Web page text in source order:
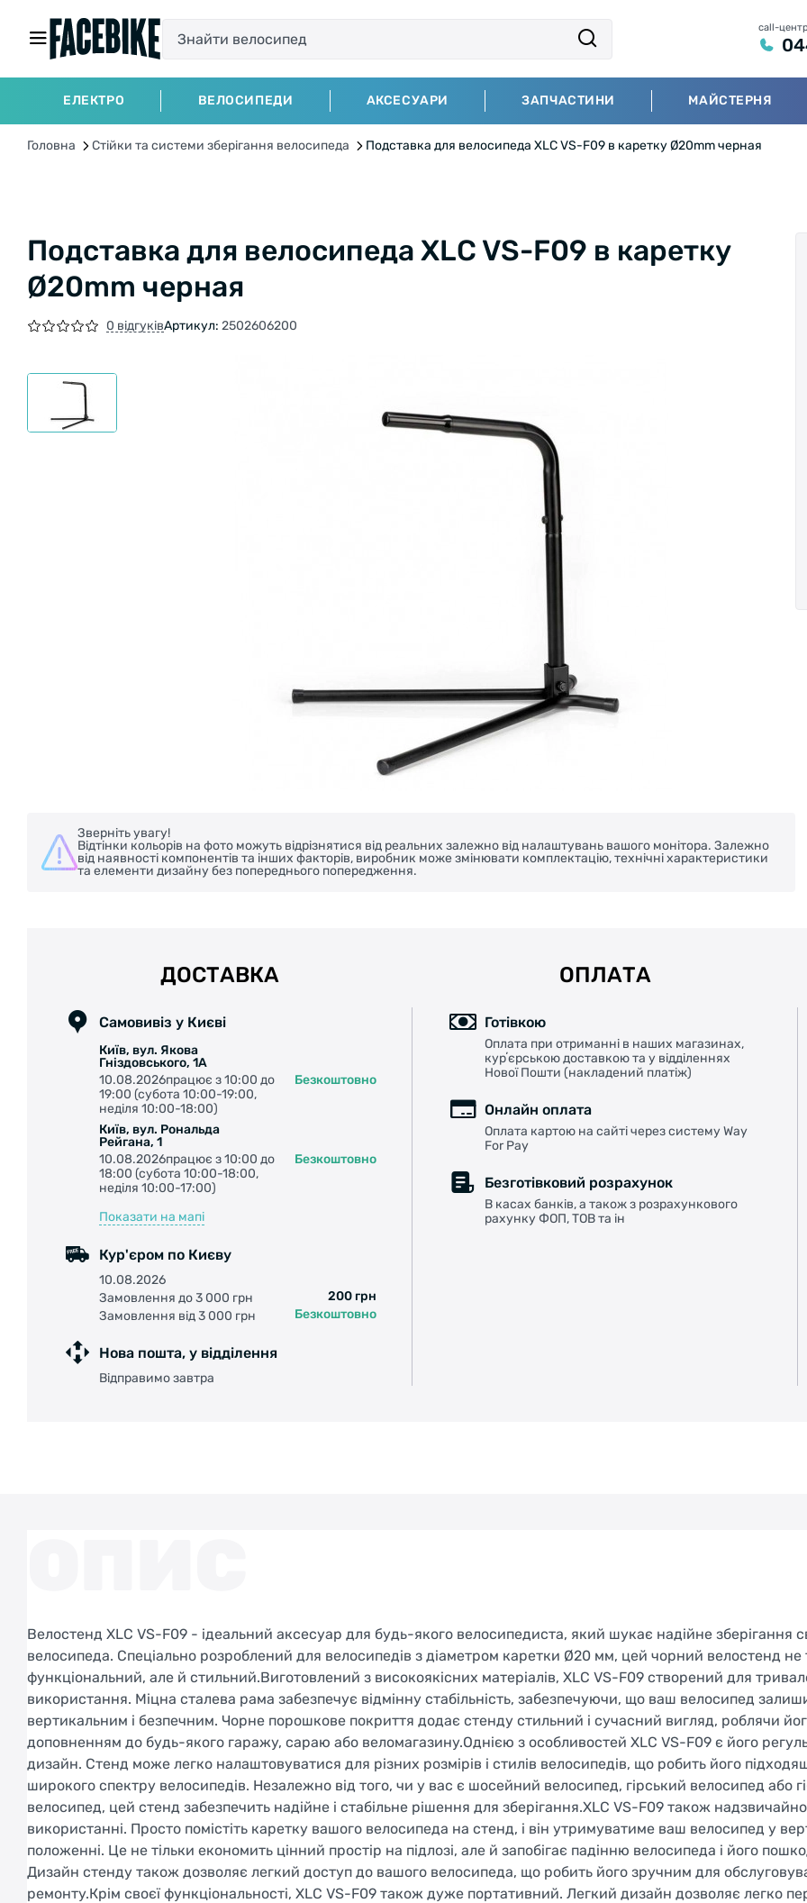
call-
ЕЛЕКТРО ВЕЛОСИПЕДИ АКСЕСУАРИ ЗАПЧАСТИНИ МАЙСТЕРНЯ
Головна Стійки та системи зберігання велосипеда Подставка для велосипеда XLC VS-F09 в каретку Ø20mm черная
Подставка для велосипеда XLC VS-F09 в каретку
Ø20mm черная
0 відгуківАртикул: 2502606200
Зверніть увагу!
Відтінки кольорів на фото можуть відрізнятися від реальних залежно від налаштувань вашого монітора. Залежно
від наявності компонентів та інших факторів, виробник може змінювати комплектацію, технічні характеристики
та елементи дизайну без попереднього попередження.
ДОСТАВКА
Самовивіз у Києві
Київ, вул. Якова
Гніздовського, 1А
10.08.2026працює з 10:00 до
19:00 (субота 10:00-19:00,
неділя 10:00-18:00)
Безкоштовно
Київ, вул. Рональда
Рейгана, 1
10.08.2026працює з 10:00 до
18:00 (субота 10:00-18:00,
неділя 10:00-17:00)
Безкоштовно
Показати на мапі
Кур'єром по Києву
10.08.2026
Замовлення до 3 000 грн
200 грн
Замовлення від 3 000 грн
Безкоштовно
Нова пошта, у відділення
Відправимо завтра
ОПЛАТА
Готівкою
Оплата при отриманні в наших магазинах,
курʼєрською доставкою та у відділеннях
Нової Пошти (накладений платіж)
Онлайн оплата
Оплата картою на сайті через систему Way
For Pay
Безготівковий розрахунок
В касах банків, а також з розрахункового
рахунку ФОП, ТОВ та ін
Велостенд XLC VS-F09 - ідеальний аксесуар для будь-якого велосипедиста, який шукає надійне зберігання
велосипеда. Спеціально розроблений для велосипедів з діаметром каретки Ø20 мм, цей чорний велостенд не
функціональний, але й стильний.Виготовлений з високоякісних матеріалів, XLC VS-F09 створений для
використання. Міцна сталева рама забезпечує відмінну стабільність, забезпечуючи, що ваш велосипед
вертикальним і безпечним. Чорне порошкове покриття додає стенду стильний і сучасний вигляд, роблячи
доповненням до будь-якого гаражу, сараю або веломагазину.Однією з особливостей XLC VS-F09 є його
дизайн. Стенд може легко налаштовуватися для різних розмірів і стилів велосипедів, що робить його
широкого спектру велосипедів. Незалежно від того, чи у вас є шосейний велосипед, гірський велосипед або
велосипед, цей стенд забезпечить надійне і стабільне рішення для зберігання.XLC VS-F09 також
використанні. Просто помістіть каретку вашого велосипеда на стенд, і він утримуватиме ваш велосипед у
положенні. Це не тільки економить цінний простір на підлозі, але й запобігає падінню велосипеда і його
Дизайн стенду також дозволяє легкий доступ до вашого велосипеда, що робить його зручним для
ремонту.Крім своєї функціональності, XLC VS-F09 також дуже портативний. Легкий дизайн дозволяє легко